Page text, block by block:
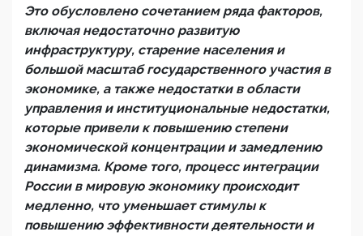
Это обусловлено сочетанием ряда факторов,
включая недостаточно развитую
инфраструктуру, старение населения и
большой масштаб государственного участия в
экономике, а также недостатки в области
управления и институциональные недостатки,
которые привели к повышению степени
экономической концентрации и замедлению
динамизма. Кроме того, процесс интеграции
России в мировую экономику происходит
медленно, что уменьшает стимулы к
повышению эффективности деятельности и